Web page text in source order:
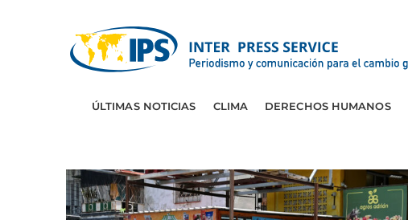
ÚLTIMAS NOTICIAS CLIMA DERECHOS HUMANOS